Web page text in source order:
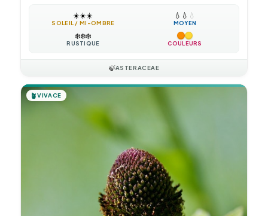
☀️☀️☀️
SOLEIL / MI-OMBRE
💧 💧 💧
MOYEN
❄️❄️❄️
RUSTIQUE COULEURS
🍃ASTERACEAE
🪴VIVACE